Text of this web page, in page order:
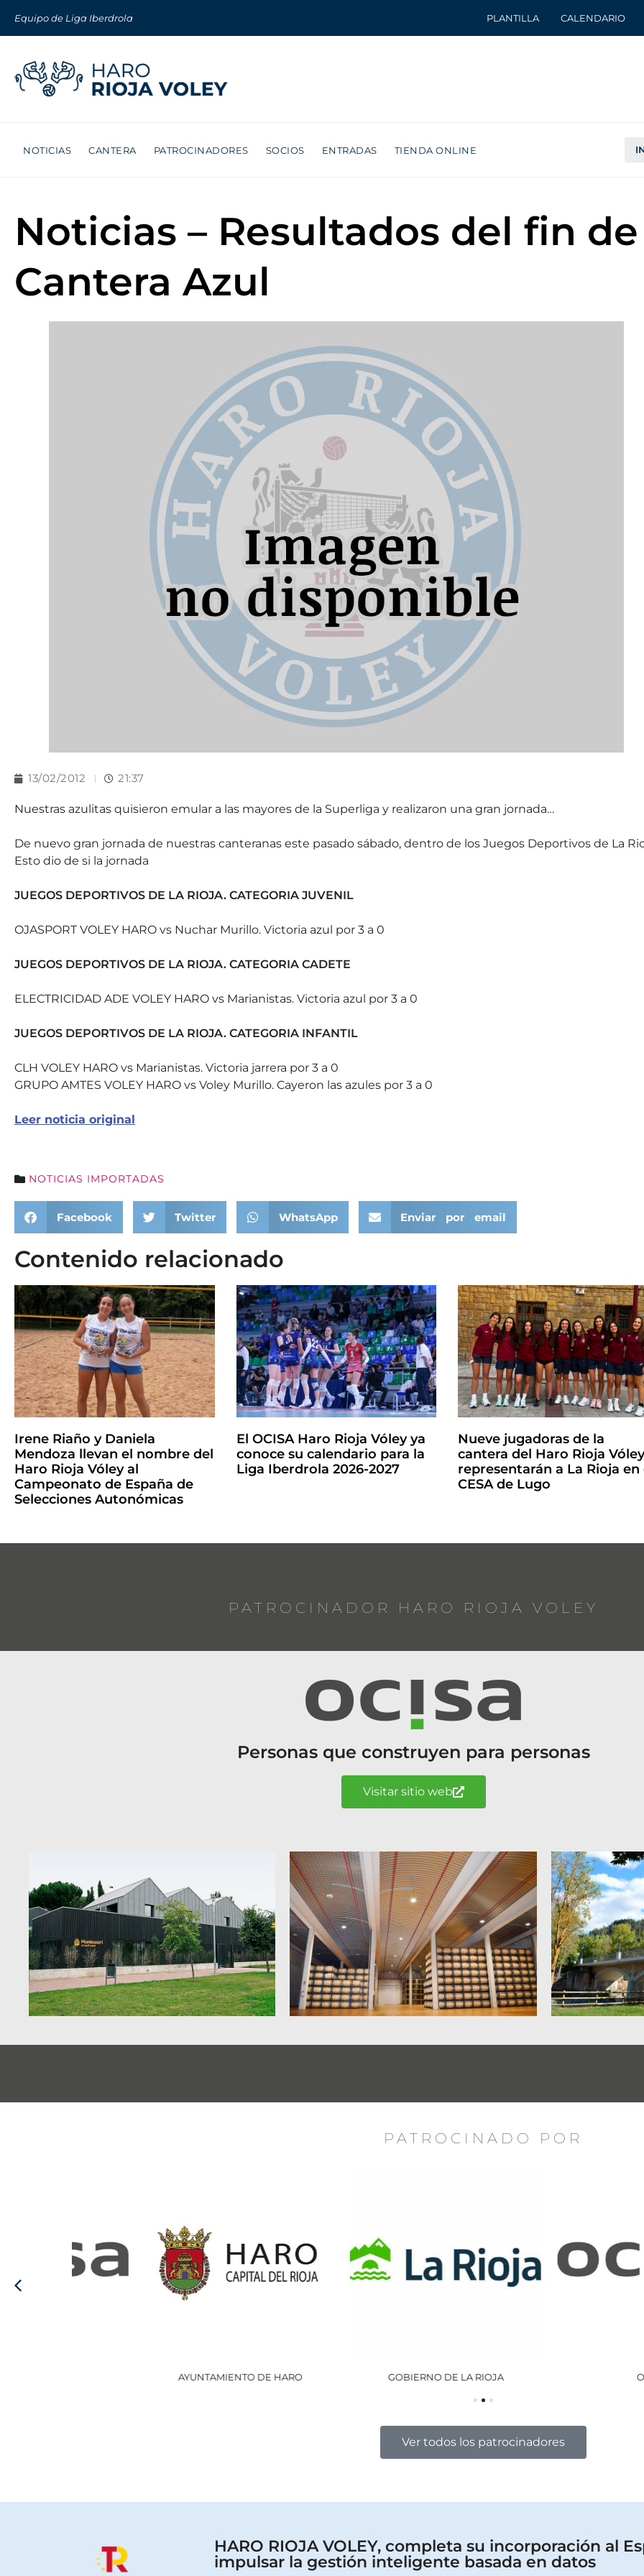
Equipo de Liga Iberdrola PLANTILLA CALENDARIO
NOTICIAS CANTERA PATROCINADORES SOCIOS ENTRADAS TIENDA ONLINE
Noticias – Resultados del fin
Cantera Azul
13/02/2012 21:37
Nuestras azulitas quisieron emular a las mayores de la Superliga y realizaron una gran jornada…
De nuevo gran jornada de nuestras canteranas este pasado sábado, dentro de los Juegos Deportivos de La
Esto dio de si la jornada
JUEGOS DEPORTIVOS DE LA RIOJA. CATEGORIA JUVENIL
OJASPORT VOLEY HARO vs Nuchar Murillo. Victoria azul por 3 a 0
JUEGOS DEPORTIVOS DE LA RIOJA. CATEGORIA CADETE
ELECTRICIDAD ADE VOLEY HARO vs Marianistas. Victoria azul por 3 a 0
JUEGOS DEPORTIVOS DE LA RIOJA. CATEGORIA INFANTIL
CLH VOLEY HARO vs Marianistas. Victoria jarrera por 3 a 0
GRUPO AMTES VOLEY HARO vs Voley Murillo. Cayeron las azules por 3 a 0
Leer noticia original
NOTICIAS IMPORTADAS
Facebook Twitter WhatsApp Enviar por email
Contenido relacionado
Irene Riaño y Daniela
Mendoza llevan el nombre del
Haro Rioja Vóley al
Campeonato de España de
Selecciones Autonómicas
El OCISA Haro Rioja Vóley ya
conoce su calendario para la
Liga Iberdrola 2026-2027
Nueve jugadoras de la
cantera del Haro Rioja
representarán a La Rioja en
CESA de Lugo
PATROCINADOR HARO RIOJA VOLEY
Personas que construyen para personas
Visitar sitio web
PATROCINADO POR
AYUNTAMIENTO DE HARO GOBIERNO DE LA RIOJA
Ver todos los patrocinadores
HARO RIOJA VOLEY, completa su incorporación al
impulsar la gestión inteligente basada en datos